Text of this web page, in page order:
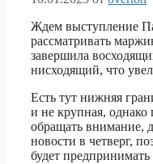
Ждем выступление
рассматривать
завершила
нисходящий, что
Есть тут нижняя
и не крупная, однако
обращать внимание,
новости в четверг,
будет предпринимать